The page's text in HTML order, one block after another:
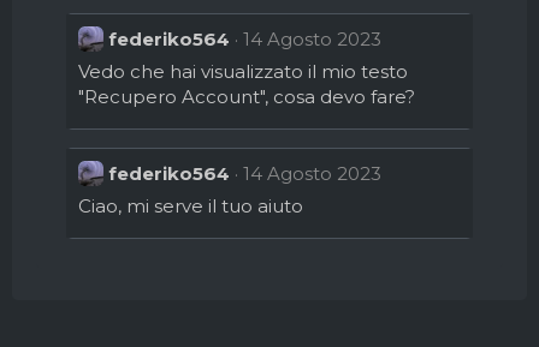
federiko564
14 Agosto 2023
Vedo che hai visualizzato il mio testo
"Recupero Account", cosa devo fare?
federiko564
14 Agosto 2023
Ciao, mi serve il tuo aiuto